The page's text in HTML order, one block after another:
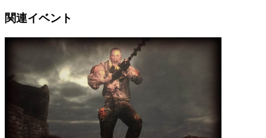
関連イベント